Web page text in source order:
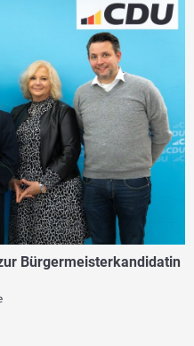
Bürgermeisterkandidatin